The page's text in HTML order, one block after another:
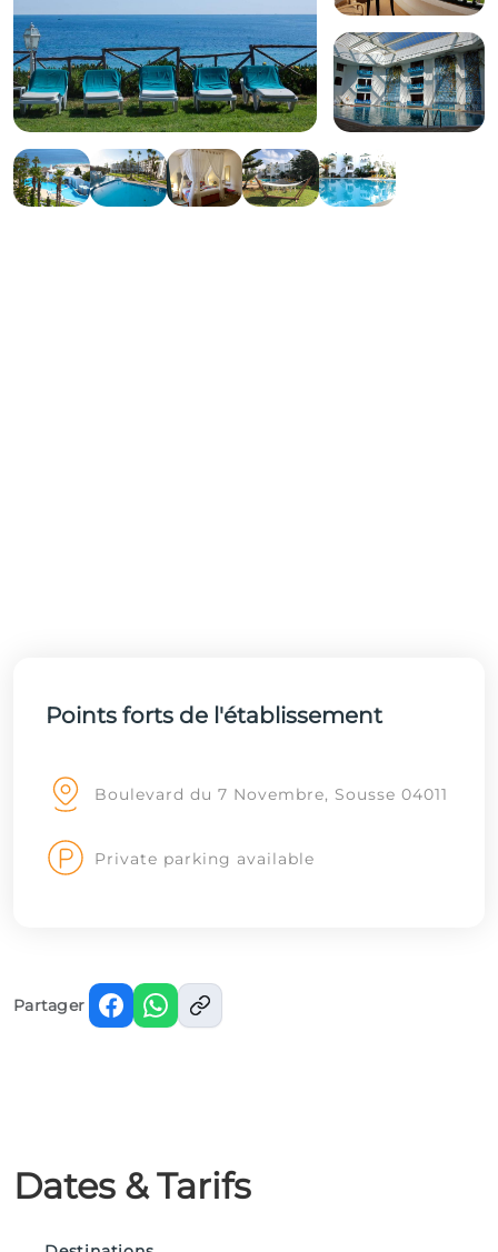
Points forts de l'établissement
Boulevard du 7 Novembre, Sousse 04011
Private parking available
Partager
Dates & Tarifs